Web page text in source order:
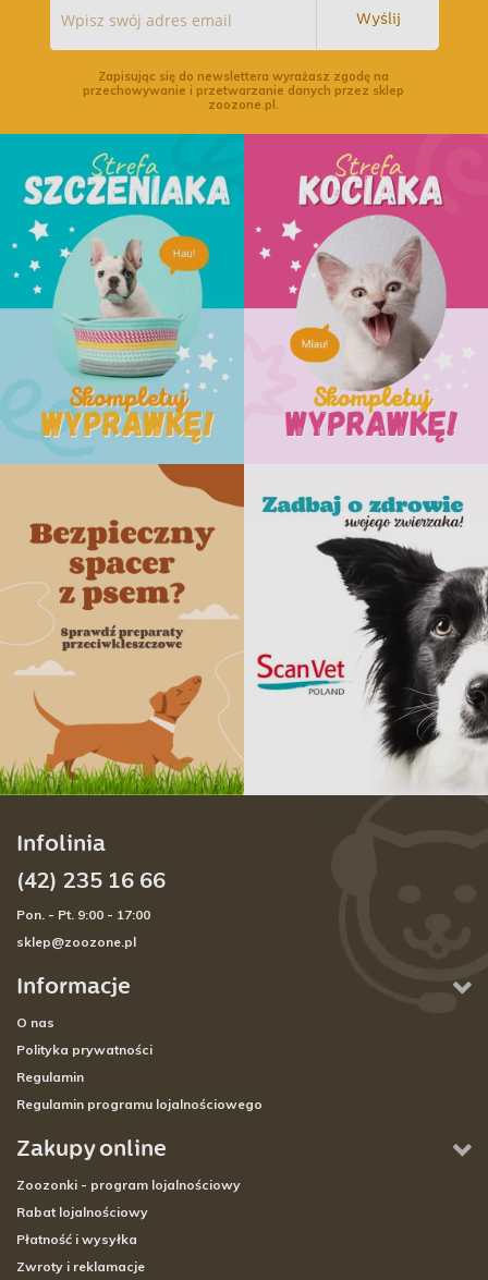
Wyślij
Zapisując się do newslettera wyrażasz zgodę na
przechowywanie i przetwarzanie danych przez sklep
zoozone.pl.
Informacje
O nas
Polityka prywatności
Regulamin
Regulamin programu lojalnościowego
Zakupy online
Zoozonki - program lojalnościowy
Rabat lojalnościowy
Płatność i wysyłka
Zwroty i reklamacje
Infolinia
(42) 235 16 66
Pon. - Pt. 9:00 - 17:00
sklep@zoozone.pl